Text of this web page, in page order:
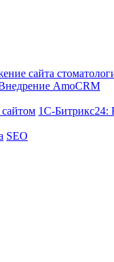
сайта
AmoCRM
1С-Битрикс24:
SEO